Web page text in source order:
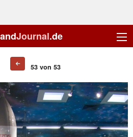
Journal.de
53 von 53